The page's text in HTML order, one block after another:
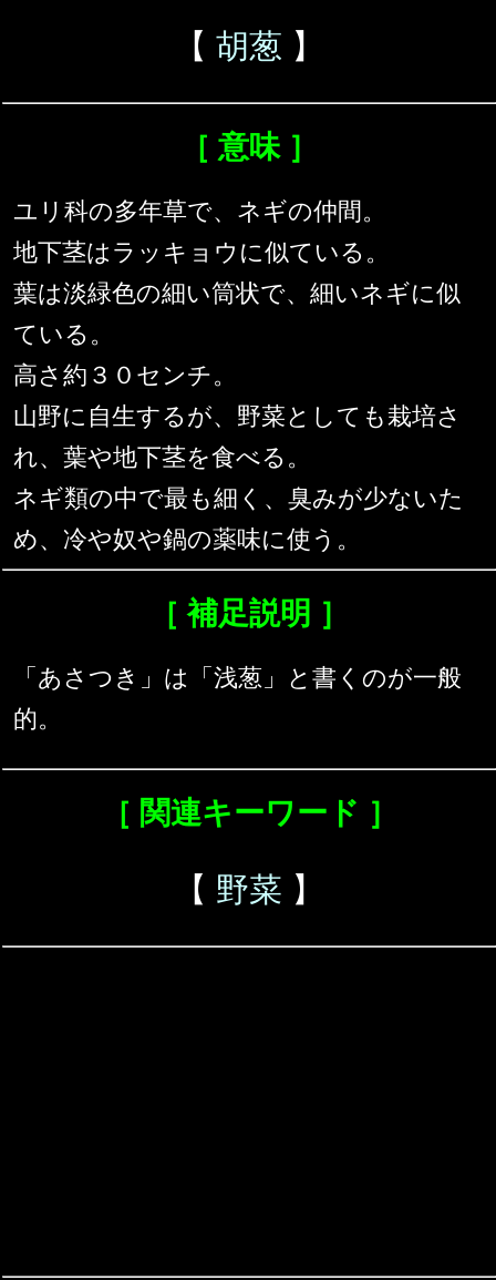
【 胡葱 】
［ 意味 ］
ユリ科の多年草で、ネギの仲間。
地下茎はラッキョウに似ている。
葉は淡緑色の細い筒状で、細いネギに似
ている。
高さ約３０センチ。
山野に自生するが、野菜としても栽培さ
れ、葉や地下茎を食べる。
ネギ類の中で最も細く、臭みが少ないた
め、冷や奴や鍋の薬味に使う。
［ 補足説明 ］
「あさつき」は「浅葱」と書くのが一般
的。
［ 関連キーワード ］
【 野菜 】